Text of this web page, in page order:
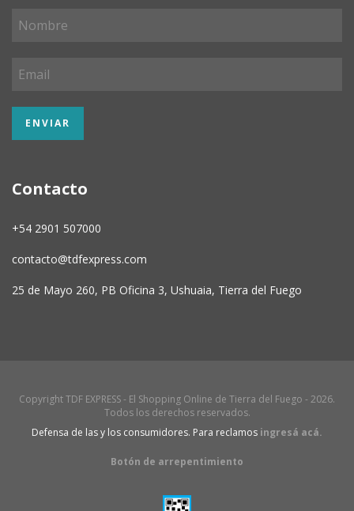
Contacto
+54 2901 507000
contacto@tdfexpress.com
25 de Mayo 260, PB Oficina 3, Ushuaia, Tierra del Fuego
Copyright TDF EXPRESS - El Shopping Online de Tierra del Fuego - 2026.
Todos los derechos reservados.
Defensa de las y los consumidores. Para reclamos ingresá acá.
Botón de arrepentimiento